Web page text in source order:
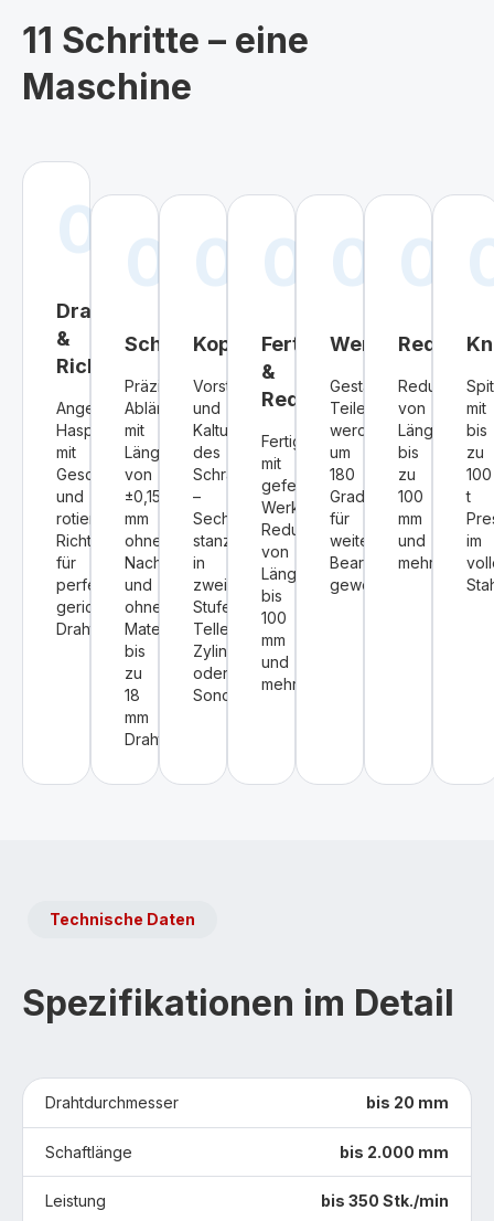
11 Schritte – eine
Maschine
01
Drahtabwicklung
&
Richten
Angetriebene
Haspel
mit
Geschwindigkeitsregelung
und
rotierendes
Richtwerk
für
perfekt
gerichteten
Draht.
02
Schneiden
Präzises
Ablängen
mit
Längentoleranzen
von
±0,15
mm
ohne
Nachschneiden
und
ohne
Materialverlust
bis
zu
18
mm
Drahtdurchmesser.
03
Kopfstauchen
Vorstauchen
und
Kaltumformung
des
Schraubenkopfes
–
Sechskant
stanzen
in
zwei
Stufen,
Tellerkopf,
Zylinder
oder
Sonderform.
04
Fertigstauchen
&
Reduzieren
Fertigstauchen
mit
gefederten
Werkzeugen.
Reduzieren
von
Längen
bis
100
mm
und
mehr.
05
Wenden
Gestauchte
Teile
werden
um
180
Grad
für
weitere
Bearbeitungsschritte
gewendet.
06
Reduzieren
von
Längen
bis
zu
100
mm
und
mehr.
mit
bis
zu
100
t
im
Technische Daten
Spezifikationen im Detail
Drahtdurchmesser bis 20 mm
Schaftlänge bis 2.000 mm
Leistung bis 350 Stk./min